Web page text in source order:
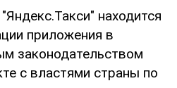
находится
приложения в
законодательством
с властями страны по